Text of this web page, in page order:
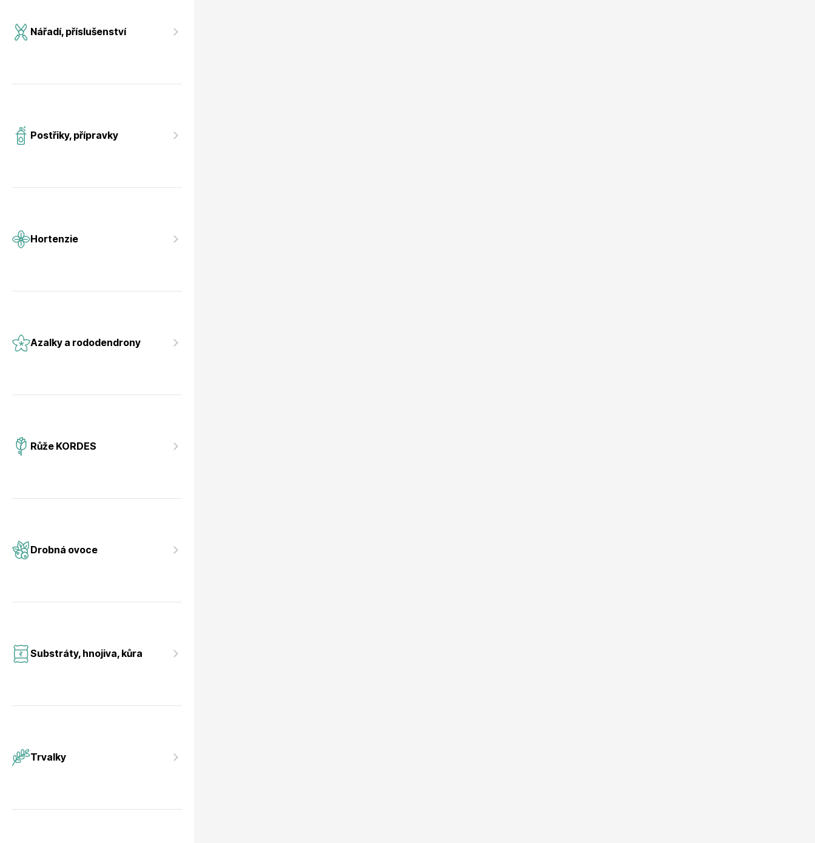
Nářadí, příslušenství
Postřiky, přípravky
Hortenzie
Azalky a rododendrony
Růže KORDES
Drobná ovoce
Substráty, hnojiva, kůra
Trvalky